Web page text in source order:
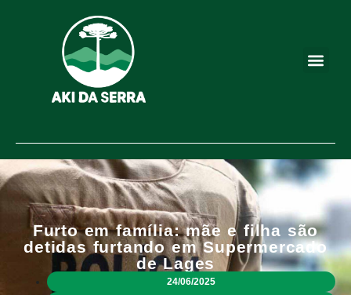
Furto em família: mãe e filha são
detidas furtando em Supermercado
de Lages
24/06/2025